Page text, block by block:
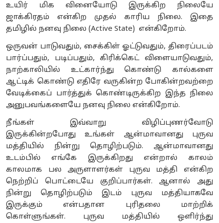
உயிர் மிக வினையோடு இருக்கிற நிலையே
ஜாக்கிரதம் என்கிற முதல் காரிய நிலை. இதை
தமிழில் நனவு நிலை (Active State) என்கிறோம்.
ஒருவன் பாடுவதும், சைக்கிள் ஓட்டுவதும், திரைப்படம்
பார்ப்பதும், படிப்பதும், கிரிக்கெட் விளையாடுவதும்,
நாற்காலியில் உட்கார்ந்து கொண்டு கால்களை
ஆட்டிக் கொண்டு எதிரே வருகின்ற போகின்றவற்றை
வேடிக்கைப் பார்த்துக் கொண்டிருக்கிற இந்த நிலை
அனுபவங்களையே நனவு நிலை என்கிறோம்.
நீங்கள் இவ்வாறு விழிப்புணர்வோடு
இருக்கின்றபோது உங்கள் ஆன்மாவானது புருவ
மத்தியில் நின்று தொழிற்படும். ஆன்மாவானது
உடம்பில் எங்கே இருக்கிறது என்றால் காலம்
காலமாக பல அருளாளர்கள் புருவ மத்தி என்கிற
நெற்றிப் பொட்டையே குறிப்பார்கள். ஆனால் அது
நின்று தொழிற்படும் இடம் புருவ மத்தியாகவே
இருக்கும் என்பதான புரிதலை மாற்றிக்
கொள்ளுங்கள். புருவ மத்தியில் ஒளிர்ந்து